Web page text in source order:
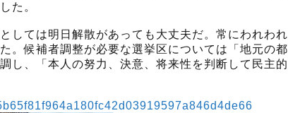
た。
しては明日解散があっても大丈夫だ。常にわれわれ
。候補者調整が必要な選挙区については「地元の都
し、「本人の努力、決意、将来性を判断して民主的